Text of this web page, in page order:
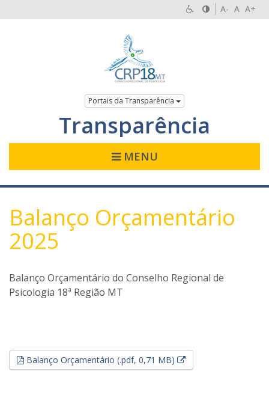
A- A A+
Portais da Transparência
Transparência
MENU
Balanço Orçamentário
2025
Balanço Orçamentário do Conselho Regional de
Psicologia 18ª Região MT
Balanço Orçamentário (.pdf, 0,71 MB) Esse link abrirá em